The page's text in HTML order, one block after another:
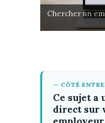
Chercher un
— CÔTÉ
Ce sujet a
direct sur